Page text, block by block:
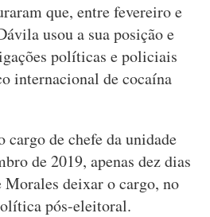
que, entre fevereiro e
usou a sua posição e
políticas e policiais
internacional de cocaína
de chefe da unidade
de 2019, apenas dez dias
Morales deixar o cargo, no
pós-eleitoral.